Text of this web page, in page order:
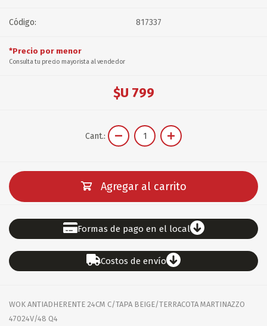
Código: 817337
*Precio por menor
Consulta tu precio mayorista al vendedor
$U 799
Cant.:
Agregar al carrito
Formas de pago en el local
Costos de envío
WOK ANTIADHERENTE 24CM C/TAPA BEIGE/TERRACOTA MARTINAZZO
47024V/48 Q4